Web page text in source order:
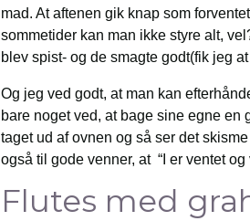
mad. At aftenen gik knap som
sommetider kan man ikke styre alt,
blev spist- og de smagte godt(fik jeg
Og jeg ved godt, at man kan
bare noget ved, at bage sine egne
taget ud af ovnen og så ser det
også til gode venner, at “I er ventet
Flutes med